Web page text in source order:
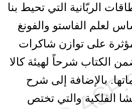
الربّانية التي تحيط بنا
لعلم الفاستو والفونغ
على توازن شاكرات
الكتاب شرحاً لهيئة كالا
بالإضافة إلى شرح
الفلكية والتي تختص